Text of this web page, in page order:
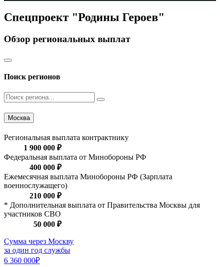
Спецпроект "Родины Героев"
Обзор региональных выплат
Поиск регионов
Москва
Региональная выплата контрактнику
1 900 000 ₽
Федеральная выплата от Минобороны РФ
400 000 ₽
Ежемесячная выплата Минобороны РФ (Зарплата
военнослужащего)
210 000 ₽
* Дополнительная выплата от Правительства Москвы для
участников СВО
50 000 ₽
Сумма через Москву
за один год службы
6 360 000₽